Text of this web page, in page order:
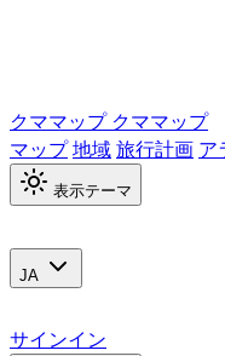
クママップ クママップ
マップ地域旅行計画 ア
表示テーマ
JA
サインイン